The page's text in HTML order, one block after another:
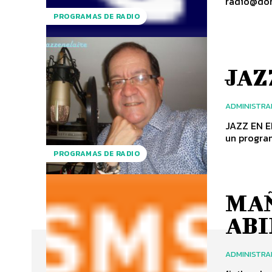
PROGRAMAS DE RADIO
PROGRAMAS DE RADIO
JAZZ EN
un